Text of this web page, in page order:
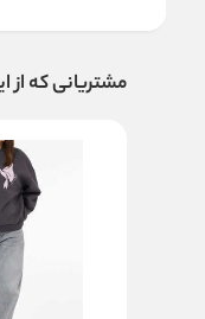
مشتریانی که از